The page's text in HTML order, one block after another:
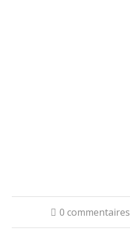
0 commentaires